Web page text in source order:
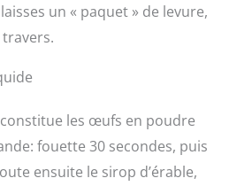
un « paquet » de levure,
les œufs en poudre
fouette 30 secondes, puis
ensuite le sirop d’érable,